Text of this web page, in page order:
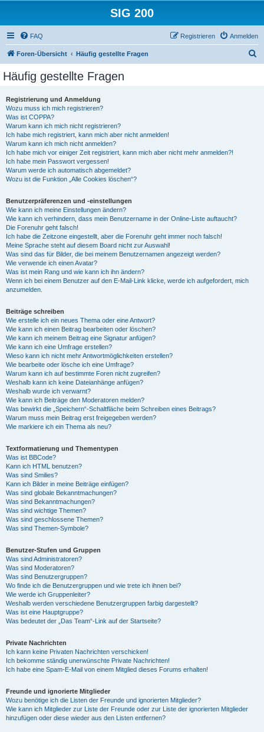
SIG 200
FAQ Anmelden
Registrieren
Foren-Übersicht Häufig gestellte Fragen
Häufig gestellte Fragen
Registrierung und Anmeldung
Wozu muss ich mich registrieren?
Was ist COPPA?
Warum kann ich mich nicht registrieren?
Ich habe mich registriert, kann mich aber nicht anmelden!
Warum kann ich mich nicht anmelden?
Ich habe mich vor einiger Zeit registriert, kann mich aber nicht mehr anmelden?!
Ich habe mein Passwort vergessen!
Warum werde ich automatisch abgemeldet?
Wozu ist die Funktion „Alle Cookies löschen“?
Benutzerpräferenzen und -einstellungen
Wie kann ich meine Einstellungen ändern?
Wie kann ich verhindern, dass mein Benutzername in der Online-Liste auftaucht?
Die Forenuhr geht falsch!
Ich habe die Zeitzone eingestellt, aber die Forenuhr geht immer noch falsch!
Meine Sprache steht auf diesem Board nicht zur Auswahl!
Was sind das für Bilder, die bei meinem Benutzernamen angezeigt werden?
Wie verwende ich einen Avatar?
Was ist mein Rang und wie kann ich ihn ändern?
Wenn ich bei einem Benutzer auf den E-Mail-Link klicke, werde ich aufgefordert, mich
anzumelden.
Beiträge schreiben
Wie erstelle ich ein neues Thema oder eine Antwort?
Wie kann ich einen Beitrag bearbeiten oder löschen?
Wie kann ich meinem Beitrag eine Signatur anfügen?
Wie kann ich eine Umfrage erstellen?
Wieso kann ich nicht mehr Antwortmöglichkeiten erstellen?
Wie bearbeite oder lösche ich eine Umfrage?
Warum kann ich auf bestimmte Foren nicht zugreifen?
Weshalb kann ich keine Dateianhänge anfügen?
Weshalb wurde ich verwarnt?
Wie kann ich Beiträge den Moderatoren melden?
Was bewirkt die „Speichern“-Schaltfläche beim Schreiben eines Beitrags?
Warum muss mein Beitrag erst freigegeben werden?
Wie markiere ich ein Thema als neu?
Textformatierung und Thementypen
Was ist BBCode?
Kann ich HTML benutzen?
Was sind Smilies?
Kann ich Bilder in meine Beiträge einfügen?
Was sind globale Bekanntmachungen?
Was sind Bekanntmachungen?
Was sind wichtige Themen?
Was sind geschlossene Themen?
Was sind Themen-Symbole?
Benutzer-Stufen und Gruppen
Was sind Administratoren?
Was sind Moderatoren?
Was sind Benutzergruppen?
Wo finde ich die Benutzergruppen und wie trete ich ihnen bei?
Wie werde ich Gruppenleiter?
Weshalb werden verschiedene Benutzergruppen farbig dargestellt?
Was ist eine Hauptgruppe?
Was bedeutet der „Das Team“-Link auf der Startseite?
Private Nachrichten
Ich kann keine Privaten Nachrichten verschicken!
Ich bekomme ständig unerwünschte Private Nachrichten!
Ich habe eine Spam-E-Mail von einem Mitglied dieses Forums erhalten!
Freunde und ignorierte Mitglieder
Wozu benötige ich die Listen der Freunde und ignorierten Mitglieder?
Wie kann ich Mitglieder zur Liste der Freunde oder zur Liste der ignorierten Mitglieder
hinzufügen oder diese wieder aus den Listen entfernen?